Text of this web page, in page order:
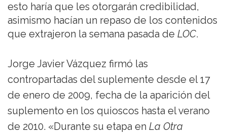
esto haría que les otorgarán credibilidad,
asimismo hacían un repaso de los contenidos
que extrajeron la semana pasada de LOC.
Jorge Javier Vázquez firmó las
contropartadas del suplemente desde el 17
de enero de 2009, fecha de la aparición del
suplemento en los quioscos hasta el verano
de 2010. «Durante su etapa en La Otra